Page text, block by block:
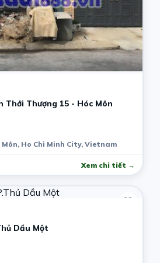
Thới Thượng 15 - Hóc Môn
Ho Chi Minh City, Vietnam
Xem chi tiết →
Dầu Một